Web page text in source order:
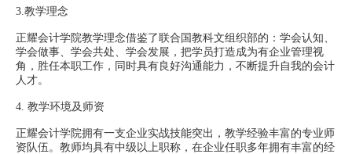
3.教学理念
正耀会计学院教学理念借鉴了联合国教科文组织部的：学会认知、
学会做事、学会共处、学会发展，把学员打造成为有企业管理视
角，胜任本职工作，同时具有良好沟通能力，不断提升自我的会计
人才。
4. 教学环境及师资
正耀会计学院拥有一支企业实战技能突出，教学经验丰富的专业师
资队伍。教师均具有中级以上职称，在企业任职多年拥有丰富的经